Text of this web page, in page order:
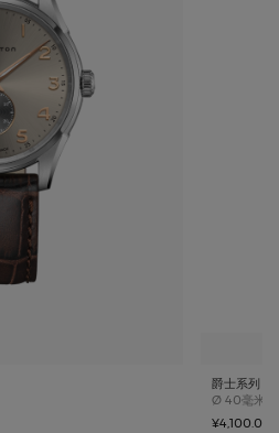
爵士系列
Ø Case size
40毫米
¥4,100.00